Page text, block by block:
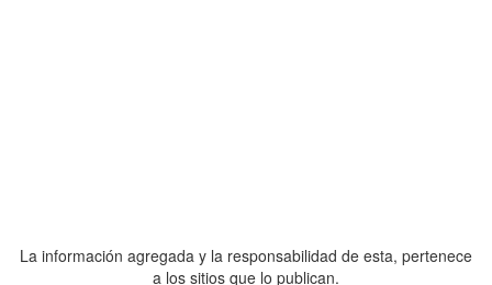
La información agregada y la responsabilidad de esta, pertenece
a los sitios que lo publican.